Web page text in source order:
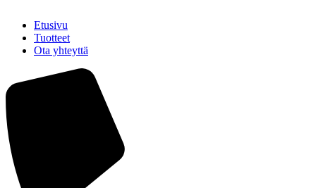
Etusivu
Tuotteet
Ota yhteyttä